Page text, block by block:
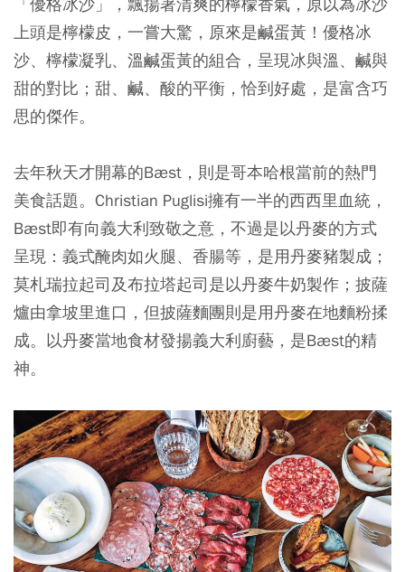
上頭是檸檬皮，一嘗大驚，原來是鹹蛋黃！優格冰
沙、檸檬凝乳、溫鹹蛋黃的組合，呈現冰與溫、鹹與
甜的對比；甜、鹹、酸的平衡，恰到好處，是富含巧
思的傑作。
去年秋天才開幕的Bæst，則是哥本哈根當前的熱門
美食話題。Christian Puglisi擁有一半的西西里血統，
Bæst即有向義大利致敬之意，不過是以丹麥的方式
呈現：義式醃肉如火腿、香腸等，是用丹麥豬製成；
莫札瑞拉起司及布拉塔起司是以丹麥牛奶製作；披薩
爐由拿坡里進口，但披薩麵團則是用丹麥在地麵粉揉
成。以丹麥當地食材發揚義大利廚藝，是Bæst的精
神。